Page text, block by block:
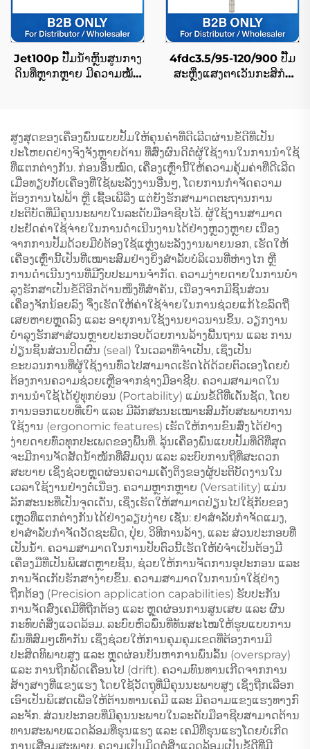
Jet100p ປັ໊ມນ້ຳຫຼິ້ນສູນກາງ
ດິນທີ່ຫຼາກຫຼາຍ ມີຄວາມໝັ້ນ
4fdc3.5/95-120/900 ປັ໊ມ
ສະຫຼິ່ງແສງຕາເວັນກະສິກໍາ
ສູງສຸດຂອງເຄື່ອງພົ່ນແບບປັ້ມໃຫ້ຄຸນຄ່າທີ່ດີເລີດຜ່ານຂໍ້ດີທີ່ເປັນ
ປະໂຫຍດຢ່າງຈິງຈັງຫຼາຍດ້ານ ທີ່ສົ່ງຜົນດີຕໍ່ຜູ້ໃຊ້ງານໃນການນຳໃຊ້
ທີ່ແຕກຕ່າງກັນ. ກ່ອນອື່ນໝົດ, ເຄື່ອງເຫຼົ່ານີ້ໃຫ້ຄວາມຄຸ້ມຄ່າທີ່ດີເລີດ
ເມື່ອທຽບກັບເຄື່ອງທີ່ໃຊ້ພະລັງງານອື່ນໆ, ໂດຍການກຳຈັດຄວາມ
ຕ້ອງການໄຟຟ້າ ຫຼື ເຊື້ອເພີລີ່ງ ແຕ່ຍັງຮັກສາມາດຕະຖານການ
ປະຕິບັດທີ່ມີຄຸນນະພາບໃນລະດັບມືອາຊີບໄວ້. ຜູ້ໃຊ້ງານສາມາດ
ປະຢັດຄ່າໃຊ້ຈ່າຍໃນການດຳເນີນງານໄດ້ຢ່າງຫຼວງຫຼາຍ ເນື່ອງ
ຈາກການປັ້ມດ້ວຍມືບໍ່ຕ້ອງໃຊ້ແຫຼ່ງພະລັງງານພາຍນອກ, ເຮັດໃຫ້
ເຄື່ອງເຫຼົ່ານີ້ເປັນທີ່ເໝາະສົມຢ່າງຍິ່ງສຳລັບບໍລິເວນທີ່ຫ່າງໄກ ຫຼື
ການດຳເນີນງານທີ່ມີງົບປະມານຈຳກັດ. ຄວາມງ່າຍດາຍໃນການບໍາ
ລຸງຮັກສາເປັນຂໍ້ດີອີກດ້ານໜຶ່ງທີ່ສຳຄັນ, ເນື່ອງຈາກມີຊິ້ນສ່ວນ
ເຄື່ອງຈັກນ້ອຍລົງ ຈຶ່ງເຮັດໃຫ້ຄ່າໃຊ້ຈ່າຍໃນການຊ່ວຍແກ້ໄຂລົດຖີ່
ເສຍຫາຍຫຼຸດລົງ ແລະ ອາຍຸການໃຊ້ງານຍາວນານຂຶ້ນ. ວຽກງານ
ບໍາລຸງຮັກສາສ່ວນຫຼາຍປະກອບດ້ວຍການລ້າງພື້ນຖານ ແລະ ການ
ປ່ຽນຊິ້ນສ່ວນປິດຜົນ (seal) ໃນເວລາທີ່ຈຳເປັນ, ເຊິ່ງເປັນ
ຂະບວນການທີ່ຜູ້ໃຊ້ງານທົ່ວໄປສາມາດເຮັດໄດ້ດ້ວຍຕົວເອງໂດຍບໍ່
ຕ້ອງການຄວາມຊ່ວຍເຫຼືອຈາກຊ່າງມືອາຊີບ. ຄວາມສາມາດໃນ
ການນຳໃຊ້ໄດ້ຢູ່ທຸກບ່ອນ (Portability) ແມ່ນຂໍ້ດີທີ່ເດັ່ນຊັດ, ໂດຍ
ການອອກແບບທີ່ເບົາ ແລະ ມີລັກສະນະເໝາະສົມກັບສະພາບການ
ໃຊ້ງານ (ergonomic features) ເຮັດໃຫ້ການຂົນສົ່ງໄດ້ຢ່າງ
ງ່າຍດາຍທົ່ວທຸກປະເພດຂອງພື້ນທີ່. ລຸ້ນເຄື່ອງພົ່ນແບບປັ້ມທີ່ດີທີ່ສຸດ
ຈະມີການຈັດສັດນ້ຳໜັກທີ່ສົມດຸນ ແລະ ລະບົບການຖືທີ່ສະດວກ
ສະບາຍ ເຊິ່ງຊ່ວຍຫຼຸດຜ່ອນຄວາມເຄັ່ງຕຶງຂອງຜູ້ປະຕິບັດງານໃນ
ເວລາໃຊ້ງານຢ່າງຕໍ່ເນື່ອງ. ຄວາມຫຼາກຫຼາຍ (Versatility) ແມ່ນ
ລັກສະນະທີ່ເປັນຈຸດເດັ່ນ, ເຊິ່ງເຮັດໃຫ້ສາມາດປ່ຽນໄປໃຊ້ກັບຂອງ
ເຫຼວທີ່ແຕກຕ່າງກັນໄດ້ຢ່າງລຽບງ່າຍ ເຊັ່ນ: ຢາສຳລັບກຳຈັດແມງ,
ຢາສຳລັບກຳຈັດວັດຊະພືດ, ປຸ່ຍ, ວິທີການລ້າງ, ແລະ ສ່ວນປະກອບທີ່
ເປັນນ້ຳ. ຄວາມສາມາດໃນການປັບຕົວນີ້ເຮັດໃຫ້ບໍ່ຈຳເປັນຕ້ອງມີ
ເຄື່ອງມືທີ່ເປັນພິເສດຫຼາຍຊິ້ນ, ຊ່ວຍໃຫ້ການຈັດການອຸປະກອນ ແລະ
ການຈັດເກັບຮັກສາງ່າຍຂຶ້ນ. ຄວາມສາມາດໃນການນຳໃຊ້ຢ່າງ
ຖືກຕ້ອງ (Precision application capabilities) ຮັບປະກັນ
ການຈັດສົ່ງເຄມີທີ່ຖືກຕ້ອງ ແລະ ຫຼຸດຜ່ອນການສູນເສຍ ແລະ ຜົນ
ກະທົບຕໍ່ສິ່ງແວດລ້ອມ. ລະບົບຫົວພົ່ນທີ່ທັນສະໄໝໃຫ້ຮູບແບບການ
ພົ່ນທີ່ສົມໆເທົ່າກັນ ເຊິ່ງຊ່ວຍໃຫ້ການຄຸມຄຸມເຂດທີ່ຕ້ອງການມີ
ປະສິດທິພາບສູງ ແລະ ຫຼຸດຜ່ອນບັນຫາການພົ່ນລົ້ນ (overspray)
ແລະ ການຖືກພັດເຄື່ອນໄປ (drift). ຄວາມທົນທານເກີດຈາກການ
ສ້າງສາງທີ່ແຂງແຮງ ໂດຍໃຊ້ວັດຖຸທີ່ມີຄຸນນະພາບສູງ ເຊິ່ງຖືກເລືອກ
ເອົາເປັນພິເສດເພື່ອໃຫ້ຕ້ານທານເຄມີ ແລະ ມີຄວາມແຂງແຮງທາງກົ
ລະຈັກ. ສ່ວນປະກອບທີ່ມີຄຸນນະພາບໃນລະດັບມືອາຊີບສາມາດຕ້ານ
ທານສະພາບແວດລ້ອມທີ່ຮຸນແຮງ ແລະ ເຄມີທີ່ຮຸນແຮງໂດຍບໍ່ເກີດ
ການເສື່ອມສະພາບ. ຄວາມເປັນມິດຕໍ່ສິ່ງແວດລ້ອມເປັນຂໍ້ດີທີ່ມີ